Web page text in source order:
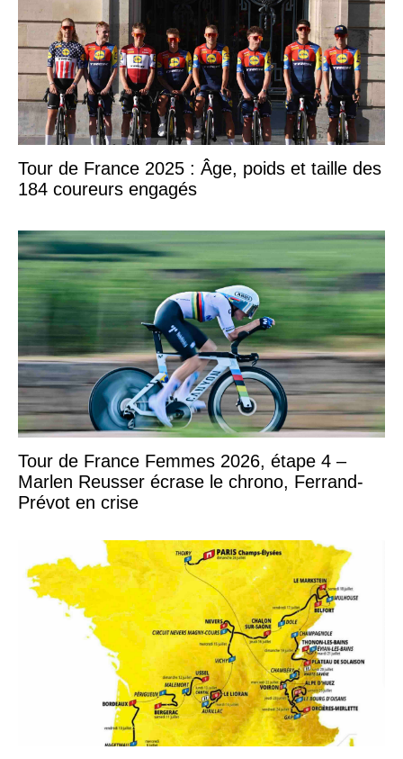
Tour de France 2025 : Âge, poids et taille des
184 coureurs engagés
Tour de France Femmes 2026, étape 4 –
Marlen Reusser écrase le chrono, Ferrand-
Prévot en crise